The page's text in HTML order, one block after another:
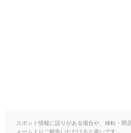
スポット情報に誤りがある場合や、移転・閉
ォームよりご報告いただけると幸いです。